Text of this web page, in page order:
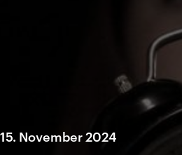
November 2024